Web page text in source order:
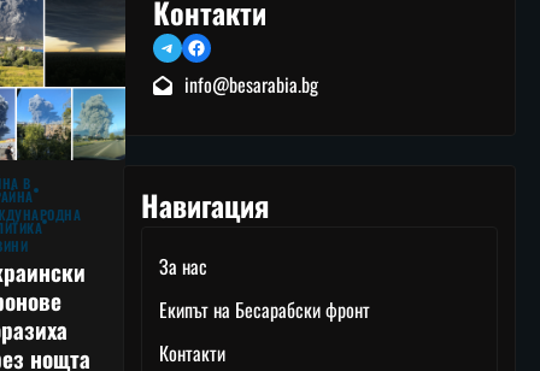
В
нощта
Контакти
TelegramFacebook
info@besarabia.bg
Навигация
За нас
Екипът на Бесарабски фронт
Контакти